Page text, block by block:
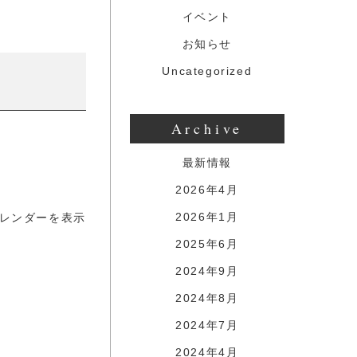
ンダーを表示
イベント
お知らせ
Uncategorized
Archive
最新情報
2026年4月
2026年1月
2025年6月
2024年9月
2024年8月
2024年7月
2024年4月